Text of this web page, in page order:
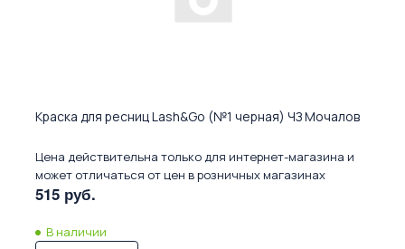
Краска для ресниц Lash&Go (№1 черная) ЧЗ Мочалов
Цена действительна только для интернет-магазина и
может отличаться от цен в розничных магазинах
515 руб.
В наличии